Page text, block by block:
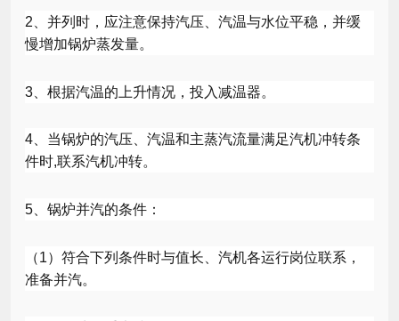
2 、并列时，应注意保持汽压、汽温与水位平稳，并缓
慢增加锅炉蒸发量。
3 、根据汽温的上升情况，投入减温器。
4 、当锅炉的汽压、汽温和主蒸汽流量满足汽机冲转条
件时,联系汽机冲转。
5 、锅炉并汽的条件：
（1）符合下列条件时与值长、汽机各运行岗位联系，
准备并汽。